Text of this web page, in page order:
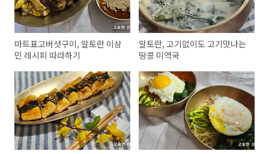
마트표고버섯구이, 알토란 이상
민 레시피 따라하기
알토란, 고기없이도 고기맛나는
땅콩 미역국